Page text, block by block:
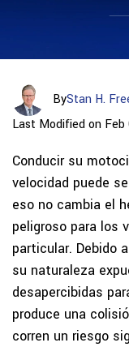
ByStan H.
Last Modified on Feb
Conducir su
velocidad puede
eso no cambia el
peligroso para los
particular. Debido
su naturaleza
desapercibidas
produce una
corren un riesgo